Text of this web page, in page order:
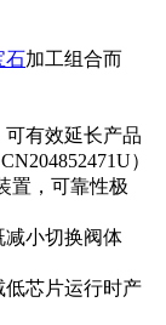
石加工组合而
有效延长产品
）
置，可靠性极
小切换阀体
芯片运行时产